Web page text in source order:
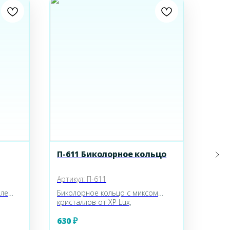
П-611 Биколорное кольцо
Артикул: П-611
Биколорное кольцо с миксом
кристаллов от XP Lux,
гранат, аметист и хризолит.
630₽
К-